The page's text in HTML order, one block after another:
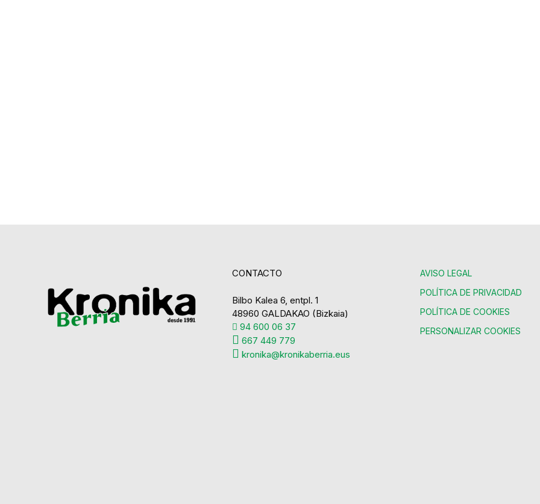
CONTACTO
Bilbo Kalea 6, entpl. 1
48960 GALDAKAO (Bizkaia)
94 600 06 37
667 449 779
kronika@kronikaberria.eus
AVISO LEGAL
POLÍTICA DE PRIVACIDAD
POLÍTICA DE COOKIES
PERSONALIZAR COOKIES